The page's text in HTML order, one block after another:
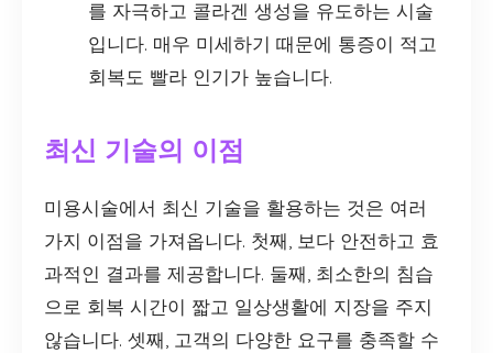
를 자극하고 콜라겐 생성을 유도하는 시술
입니다. 매우 미세하기 때문에 통증이 적고
회복도 빨라 인기가 높습니다.
최신 기술의 이점
미용시술에서 최신 기술을 활용하는 것은 여러
가지 이점을 가져옵니다. 첫째, 보다 안전하고 효
과적인 결과를 제공합니다. 둘째, 최소한의 침습
으로 회복 시간이 짧고 일상생활에 지장을 주지
않습니다. 셋째, 고객의 다양한 요구를 충족할 수